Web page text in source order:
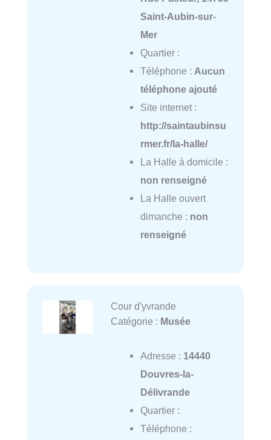
Saint-Aubin-sur-
Mer
Quartier :
Téléphone : Aucun
téléphone ajouté
Site internet :
http://saintaubinsu
rmer.fr/la-halle/
La Halle à domicile :
non renseigné
La Halle ouvert
dimanche : non
renseigné
Cour d'yvrande
Catégorie : Musée
Adresse : 14440
Douvres-la-
Délivrande
Quartier :
Téléphone :